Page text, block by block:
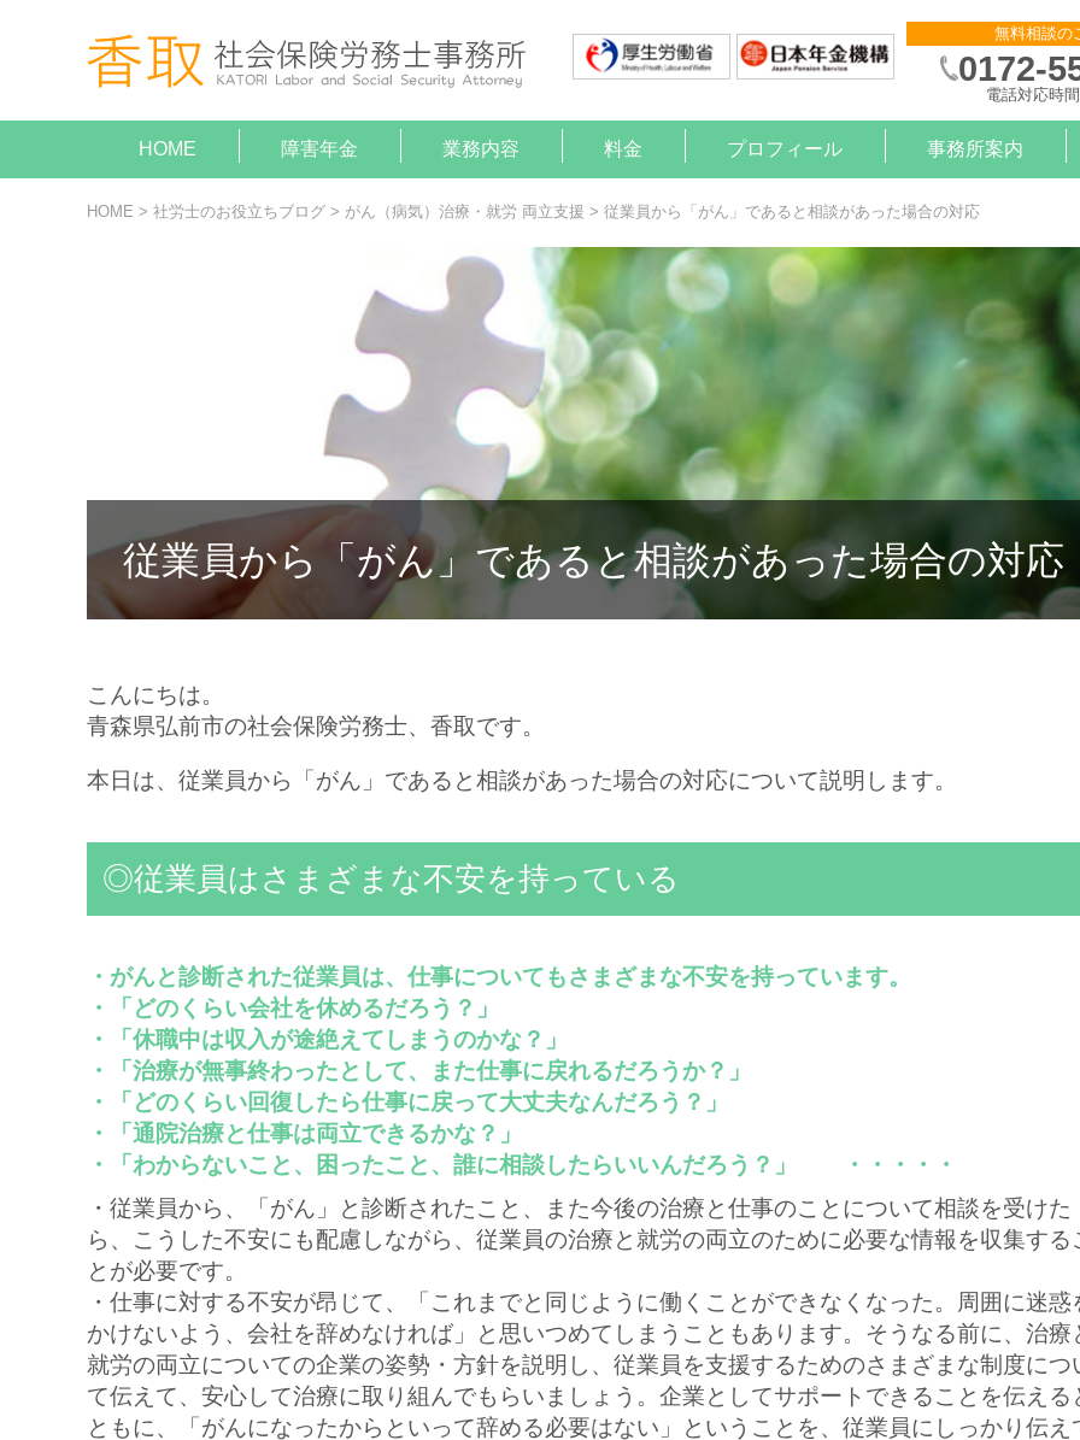
無料相談の
0172-
電話対応時
HOME 障害年金 業務内容
就業規則作成
助成金申請
障害年金サポート
顧問契約
給与計算
がん（病気）治療と就労の支援【企業様】
がん（病気）治療と就労の支援【労働者様】
料金 プロフィール 事務所案内
HOME > 社労士のお役立ちブログ > がん（病気）治療・就労 両立支援 > 従業員から「がん」であると相談があった場合の対応
従業員から「がん」であると相談があった場合の対応
こんにちは。
青森県弘前市の社会保険労務士、香取です。
本日は、従業員から「がん」であると相談があった場合の対応について説明します。
◎従業員はさまざまな不安を持っている
・がんと診断された従業員は、仕事についてもさまざまな不安を持っています。
・「どのくらい会社を休めるだろう？」
・「休職中は収入が途絶えてしまうのかな？」
・「治療が無事終わったとして、また仕事に戻れるだろうか？」
・「どのくらい回復したら仕事に戻って大丈夫なんだろう？」
・「通院治療と仕事は両立できるかな？」
・「わからないこと、困ったこと、誰に相談したらいいんだろう？」 ・・・・・
・従業員から、「がん」と診断されたこと、また今後の治療と仕事のことについて相談を受けた
ら、こうした不安にも配慮しながら、従業員の治療と就労の両立のために必要な情報を収集する
とが必要です。
・仕事に対する不安が昂じて、「これまでと同じように働くことができなくなった。周囲に迷惑
かけないよう、会社を辞めなければ」と思いつめてしまうこともあります。そうなる前に、治療
就労の両立についての企業の姿勢・方針を説明し、従業員を支援するためのさまざまな制度につ
て伝えて、安心して治療に取り組んでもらいましょう。企業としてサポートできることを伝える
ともに、「がんになったからといって辞める必要はない」ということを、従業員にしっかり伝え